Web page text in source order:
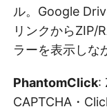
ル。Google
リンクからZIP/
ラーを表示しな
PhantomClick:
CAPTCHA・